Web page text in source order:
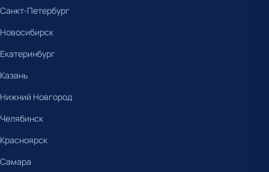
Санкт-Петербург
Новосибирск
Екатеринбург
Казань
Нижний Новгород
Челябинск
Красноярск
Самара